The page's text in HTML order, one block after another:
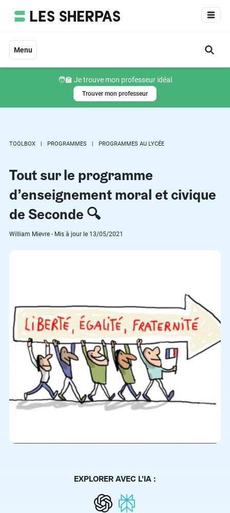
Menu
🧑‍🏫 Je trouve mon professeur idéal
Trouver mon professeur
TOOLBOX PROGRAMMES PROGRAMMES AU LYCÉE
Tout sur le programme
d’enseignement moral et civique
de Seconde 🔍
William Mievre - Mis à jour le 13/05/2021
EXPLORER AVEC L'IA :